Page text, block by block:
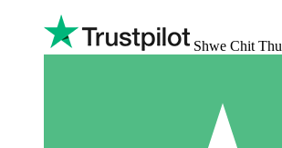
Shwe Chit Thu